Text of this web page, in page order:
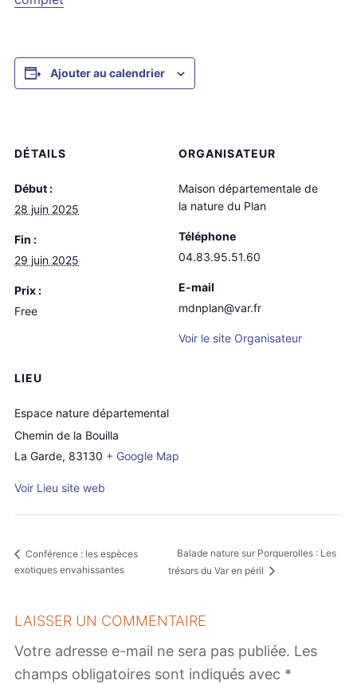
Ajouter au calendrier
DÉTAILS
Début :
28 juin 2025
Fin :
29 juin 2025
Prix :
Free
LIEU
Espace nature départemental
Chemin de la Bouilla
La Garde, 83130 + Google Map
Voir Lieu site web
ORGANISATEUR
Maison départementale de
la nature du Plan
Téléphone
04.83.95.51.60
E-mail
mdnplan@var.fr
Voir le site Organisateur
Conférence : les espèces
exotiques envahissantes
Balade nature sur Porquerolles : Les
trésors du Var en péril
LAISSER UN COMMENTAIRE
Votre adresse e-mail ne sera pas publiée. Les
champs obligatoires sont indiqués avec *